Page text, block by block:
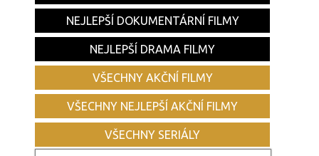
NEJLEPŠÍ DOKUMENTÁRNÍ FILMY
NEJLEPŠÍ DRAMA FILMY
VŠECHNY AKČNÍ FILMY
VŠECHNY NEJLEPŠÍ AKČNÍ FILMY
VŠECHNY SERIÁLY